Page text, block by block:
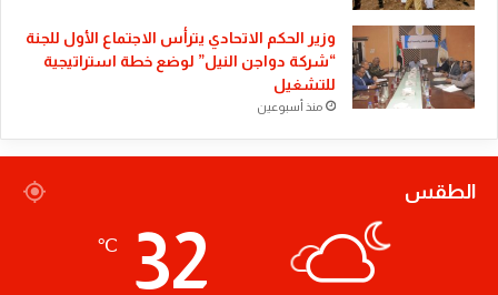
وزير الحكم الاتحادي يترأس الاجتماع الأول للجنة
“شركة دواجن النيل” لوضع خطة استراتيجية
للتشغيل
منذ أسبوعين
الطقس
32
℃